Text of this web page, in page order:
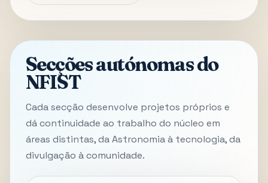
Secções autónomas do
NFIST
Cada secção desenvolve projetos próprios e
dá continuidade ao trabalho do núcleo em
áreas distintas, da Astronomia à tecnologia, da
divulgação à comunidade.